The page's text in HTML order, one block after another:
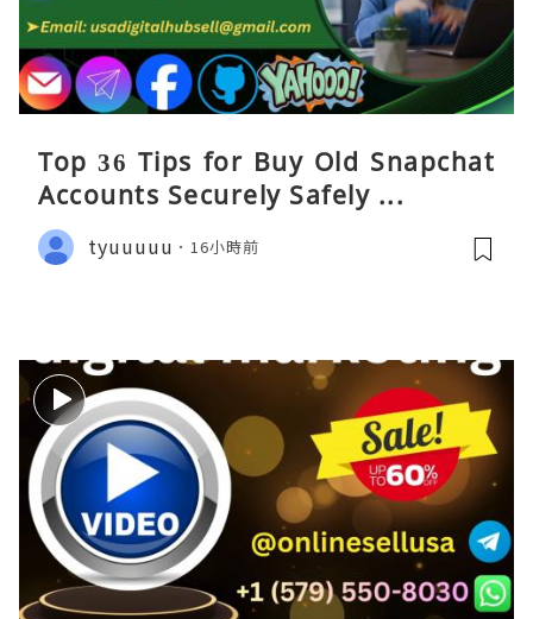
Top 36 Tips for Buy Old Snapchat
Accounts Securely Safely ...
tyuuuuu 16小時前